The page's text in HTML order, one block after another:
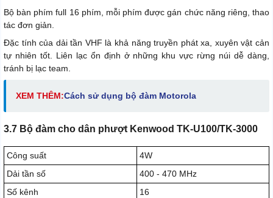
Bộ bàn phím full 16 phím, mỗi phím được gán chức năng riêng, thao
tác đơn giản.
Đặc tính của dải tần VHF là khả năng truyền phát xa, xuyên vật cản
tự nhiên tốt. Liên lạc ổn định ở những khu vực rừng núi dễ dàng,
tránh bị lạc team.
XEM THÊM:Cách sử dụng bộ đàm Motorola
3.7 Bộ đàm cho dân phượt Kenwood TK-U100/TK-3000
Công suất
4W
Dải tần số
400 - 470 MHz
Số kênh
16